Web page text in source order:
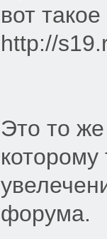
вот
http://
Это то
форума.